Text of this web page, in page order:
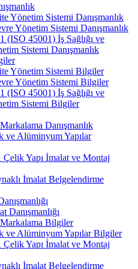
Yönetim Sistemi Danışmanlık
Yönetim Sistemi Danışmanlık
(ISO 45001) İş Sağlığı ve
Sistemi Danışmanlık
Yönetim Sistemi Bilgiler
Yönetim Sistemi Bilgiler
(ISO 45001) İş Sağlığı ve
Sistemi Bilgiler
Danışmanlık
ve Alüminyum Yapılar
Yapı İmalat ve Montaj
İmalat Belgelendirme
Danışmanlığı
Bilgiler
ve Alüminyum Yapılar Bilgiler
Yapı İmalat ve Montaj
İmalat Belgelendirme